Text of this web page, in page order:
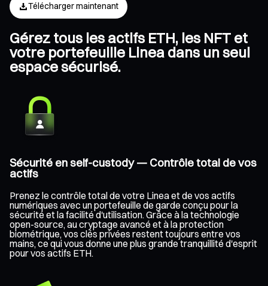
Télécharger maintenant
Gérez tous les actifs ETH, les NFT et
votre portefeuille Linea dans un seul
espace sécurisé.
Sécurité en self-custody — Contrôle total de vos
actifs
Prenez le contrôle total de votre Linea et de vos actifs
numériques avec un portefeuille de garde conçu pour la
sécurité et la facilité d'utilisation. Grâce à la technologie
open-source, au cryptage avancé et à la protection
biométrique, vos clés privées restent toujours entre vos
mains, ce qui vous donne une plus grande tranquillité d'esprit
pour vos actifs ETH.